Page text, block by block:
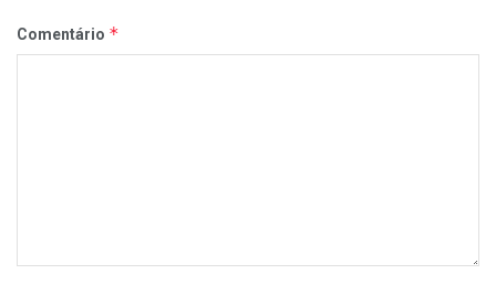
Comentário *